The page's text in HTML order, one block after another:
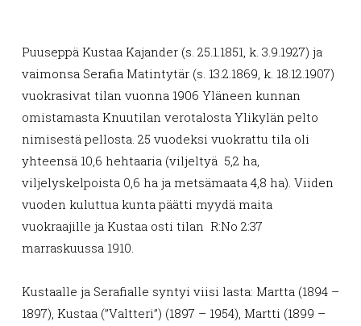
Puuseppä Kustaa Kajander (s. 25.1.1851, k. 3.9.1927) ja
vaimonsa Serafia Matintytär (s. 13.2.1869, k. 18.12.1907)
vuokrasivat tilan vuonna 1906 Yläneen kunnan
omistamasta Knuutilan verotalosta Ylikylän pelto
nimisestä pellosta. 25 vuodeksi vuokrattu tila oli
yhteensä 10,6 hehtaaria (viljeltyä 5,2 ha,
viljelyskelpoista 0,6 ha ja metsämaata 4,8 ha). Viiden
vuoden kuluttua kunta päätti myydä maita
vuokraajille ja Kustaa osti tilan R:No 2:37
marraskuussa 1910.
Kustaalle ja Serafialle syntyi viisi lasta: Martta (1894 –
1897), Kustaa (”Valtteri”) (1897 – 1954), Martti (1899 –